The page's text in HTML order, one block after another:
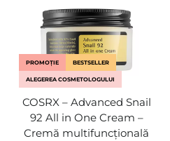
PROMOȚIE BESTSELLER
ALEGEREA COSMETOLOGULUI
COSRX – Advanced Snail
92 All in One Cream –
Cremă multifuncțională